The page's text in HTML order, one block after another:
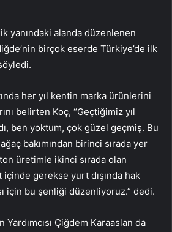
yanındaki alanda düzenlenen
birçok eserde Türkiye’de ilk
her yıl kentin marka ürünlerini
belirten Koç, “Geçtiğimiz yıl
ben yoktum, çok güzel geçmiş. Bu
bakımından birinci sırada yer
üretimle ikinci sırada olan
içinde gerekse yurt dışında hak
için bu şenliği düzenliyoruz.” dedi.
Çiğdem Karaaslan da